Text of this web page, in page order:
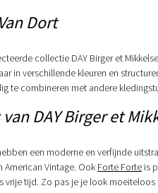
Dort
collectie DAY Birger et
in verschillende kleuren en
te combineren met andere
DAY Birger et
een moderne en verfijnde
American Vintage. Ook Forte Forte is
tijd. Zo pas je je look